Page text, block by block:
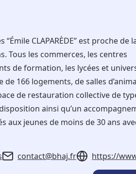
CLAPARÈDE” est proche de
Tous les commerces, les centres
de formation, les lycées et
de 166 logements, de salles
de restauration collective de
ainsi qu’un
aux jeunes de moins de 30 ans
contact@bhaj.fr https://